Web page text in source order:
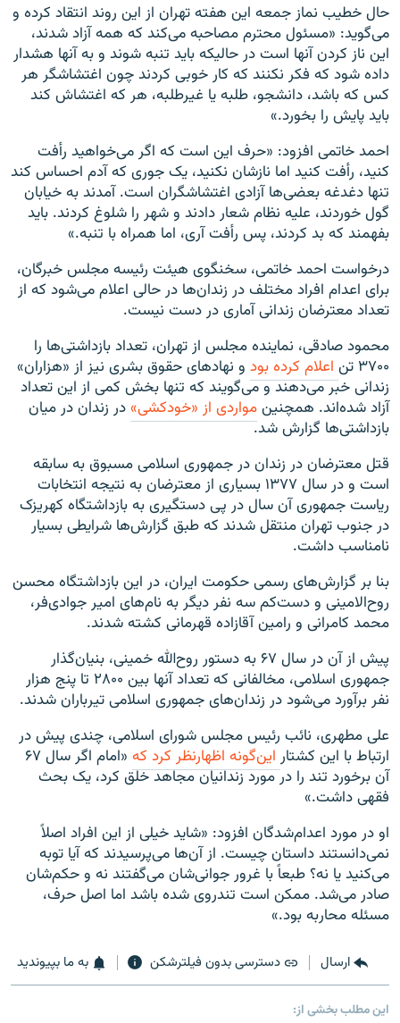
حال خطیب نماز جمعه این هفته تهران از این روند انتقاد کرده و
می‌گوید: «مسئول محترم مصاحبه می‌کند که همه آزاد شدند،
این ناز کردن آنها است در حالیکه باید تنبه شوند و به آنها هشدار
داده شود که فکر نکنند که کار خوبی کردند چون اغتشاشگر هر
کس که باشد، دانشجو، طلبه یا غیرطلبه، هر که اغتشاش کند
باید پایش را بخورد.»
احمد خاتمی افزود: «حرف این است که اگر می‌خواهید رأفت
کنید، رأفت کنید اما نازشان نکنید، یک جوری که آدم احساس کند
تنها دغدغه بعضی‌ها آزادی اغتشاشگران است. آمدند به خیابان
گول خوردند، علیه نظام شعار دادند و شهر را شلوغ کردند. باید
بفهمند که بد کردند، پس رأفت آری، اما همراه با تنبه.»
درخواست احمد خاتمی، سخنگوی هیئت رئیسه مجلس خبرگان،
برای اعدام افراد مختلف در زندان‌ها در حالی اعلام می‌شود که از
تعداد معترضان زندانی آماری در دست نیست.
محمود صادقی، نماینده مجلس از تهران، تعداد بازداشتی‌ها را
۳۷۰۰ تن
اعلام کرده بود و نهادهای حقوق بشری نیز از «هزاران»
زندانی خبر می‌دهند و می‌گویند که تنها بخش کمی از این تعداد
آزاد شده‌اند. همچنینمواردی از «خودکشی»در زندان در میان
بازداشتی‌ها گزارش شد.
قتل معترضان در زندان در جمهوری اسلامی مسبوق به سابقه
است و در سال ۱۳۷۷ بسیاری از معترضان به نتیجه انتخابات
ریاست جمهوری آن سال در پی دستگیری به بازداشتگاه کهریزک
در جنوب تهران منتقل شدند که طبق گزارش‌ها شرایطی بسیار
نامناسب داشت.
بنا بر گزارش‌های رسمی حکومت ایران، در این بازداشتگاه محسن
روح‌الامینی و دست‌کم سه نفر دیگر به نام‌های امیر جوادی‌فر،
محمد کامرانی و رامین آقازاده قهرمانی کشته شدند.
پیش از آن در سال ۶۷ به دستور روح‌الله خمینی، بنیان‌گذار
جمهوری اسلامی، مخالفانی که تعداد آنها بین ۲۸۰۰ تا پنج هزار
نفر برآورد می‌شود در زندان‌های جمهوری اسلامی تیرباران شدند.
علی مطهری، نائب رئیس مجلس شورای اسلامی، چندی پیش در
ارتباط با این کشتار این‌گونه اظهارنظر کرد که
«امام اگر سال ۶۷
آن برخورد تند را در مورد زندانیان مجاهد خلق کرد، یک بحث
فقهی داشت.»
او در مورد اعدام‌شدگان افزود: «شاید خیلی از این افراد اصلاً
نمی‌دانستند داستان چیست. از آن‌ها می‌پرسیدند که آیا توبه
می‌کنید یا نه؟ طبعاً با غرور جوانی‌شان می‌گفتند نه و حکم‌شان
صادر می‌شد. ممکن است تندروی شده باشد اما اصل حرف،
مسئله محاربه بود.»
ارسال دسترسی بدون فیلترشکن به ما بپیوندید
این مطلب بخشی از: